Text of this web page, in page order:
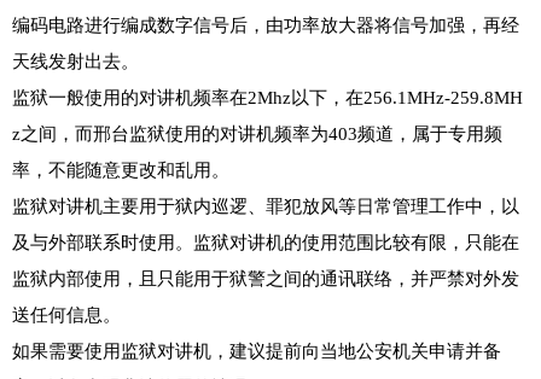
编码电路进行编成数字信号后，由功率放大器将信号加强，再经
天线发射出去。
监狱一般使用的对讲机频率在2Mhz以下，在256.1MHz-259.8MH
z之间，而邢台监狱使用的对讲机频率为403频道，属于专用频
率，不能随意更改和乱用。
监狱对讲机主要用于狱内巡逻、罪犯放风等日常管理工作中，以
及与外部联系时使用。监狱对讲机的使用范围比较有限，只能在
监狱内部使用，且只能用于狱警之间的通讯联络，并严禁对外发
送任何信息。
如果需要使用监狱对讲机，建议提前向当地公安机关申请并备